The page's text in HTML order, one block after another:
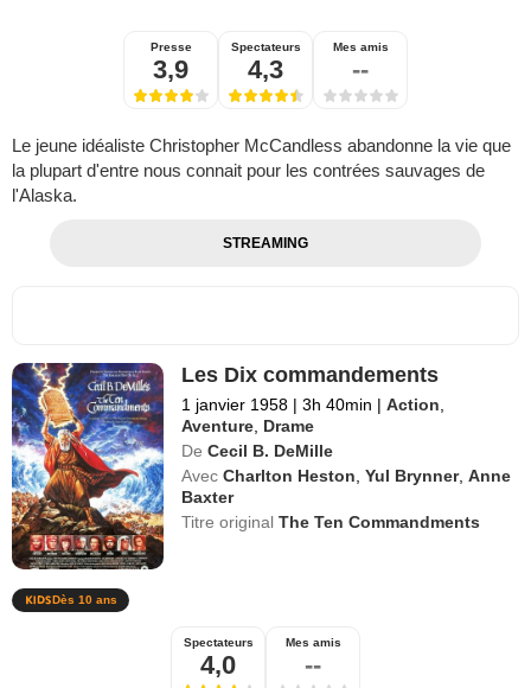
Presse
3,9
Spectateurs
4,3
Mes amis
--
Le jeune idéaliste Christopher McCandless abandonne la vie que
la plupart d'entre nous connait pour les contrées sauvages de
l'Alaska.
STREAMING
Les Dix commandements
1 janvier 1958 | 3h 40min | Action,
Aventure, Drame
De Cecil B. DeMille
Avec Charlton Heston, Yul Brynner,Anne
Baxter
Titre original The Ten Commandments
Dès 10 ans
Spectateurs
4,0
Mes amis
--